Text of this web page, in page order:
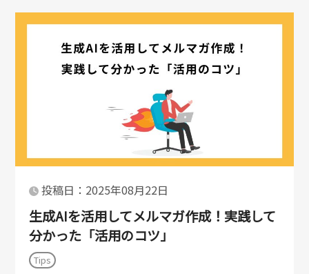
投稿日：2025年08月22日
生成AIを活用してメルマガ作成！実践して
分かった「活用のコツ」
Tips